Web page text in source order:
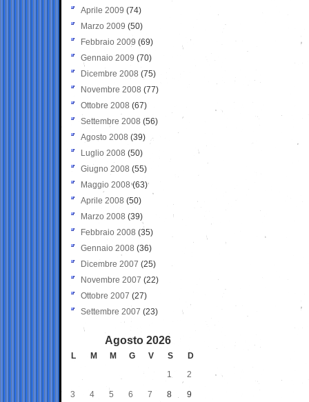
Aprile 2009 (74)
Marzo 2009 (50)
Febbraio 2009 (69)
Gennaio 2009 (70)
Dicembre 2008 (75)
Novembre 2008 (77)
Ottobre 2008 (67)
Settembre 2008 (56)
Agosto 2008 (39)
Luglio 2008 (50)
Giugno 2008 (55)
Maggio 2008(63)
Aprile 2008 (50)
Marzo 2008 (39)
Febbraio 2008 (35)
Gennaio 2008 (36)
Dicembre 2007 (25)
Novembre 2007 (22)
Ottobre 2007 (27)
Settembre 2007 (23)
Agosto 2026
L M M G V S
D
1
2
3 4 5 6 7 8 9